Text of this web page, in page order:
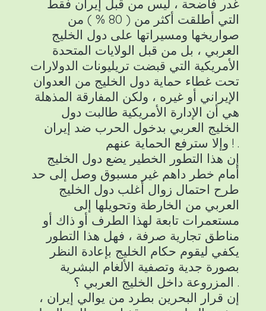
غدر فاضحة ، ليس من قبل إيران فقط
التي أطلقت أكثر من ( 80 % ) من
صواريخها ومسيراتها على دول الخليج
العربي ، بل من قبل الولايات المتحدة
الأمريكية التي قبضت تريليونات الدولارات
تحت غطاء حماية دول الخليج من العدوان
الإيراني أو غيره ، ولكن المفارقة المذهلة
هي أن الإدارة الأمريكية طالبت دول
الخليج العربي بدخول الحرب ضد إيران
وإلا سترفع الحماية عنهم ! .
إن هذا التطور الخطير يضع دول الخليج
أمام خطر داهم غير مسبوق وصل إلى حد
طرح احتمال زوال أغلب دول الخليج
العربي من الخارطة وتحويلها إلى
مستعمرات تابعة لهذا الطرف أو ذاك أو
مناطق تجارية صرفة ، فهل هذا التطور
يكفي ليقوم حكام الخليج بإعادة النظر
بصورة جدية وتصفية الألغام البشرية
المزروعة داخل الخليج العربي ؟ .
إن قرار البحرين بطرد من يوالي إيران ،